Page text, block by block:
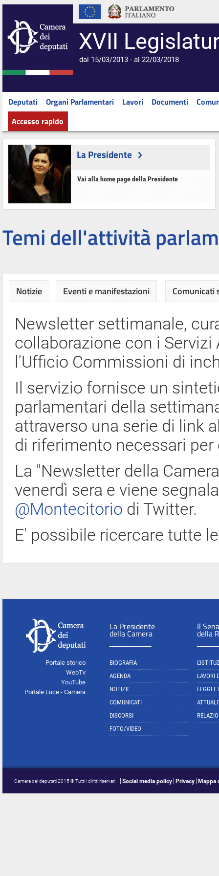
XVII
dal 15/03/2013 - al 22/03/2018
Deputati Organi Parlamentari Lavori Documenti
Accesso rapido
La Presidente
Vai alla home page della Presidente
Temi dell'attività
Notizie Eventi e manifestazioni Comunicati
Newsletter settimanale,
collaborazione con i
l'Ufficio Commissioni di
Il servizio fornisce un
parlamentari della
attraverso una serie di link
di riferimento necessari
La "Newsletter della
venerdì sera e viene
@Montecitorio di Twitter.
E' possibile ricercare tutte
Portale storico
WebTv
YouTube
Portale Luce - Camera
La Presidente
della Camera
BIOGRAFIA
AGENDA
NOTIZIE
COMUNICATI
DISCORSI
FOTO/VIDEO
Il
della
LAVORI
LEGGI E
Camera dei deputati 2015 © Tutti i diritti riservati Social media policy Privacy Mappa